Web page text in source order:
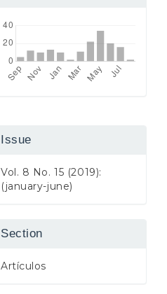
Issue
Vol. 8 No. 15 (2019):
(january-june)
Section
Artículos